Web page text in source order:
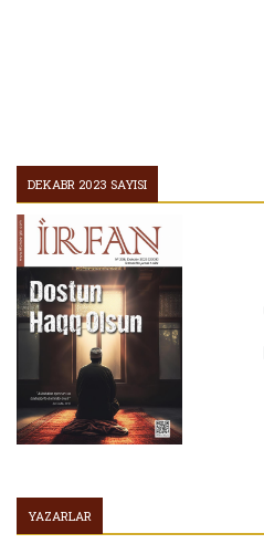
DEKABR 2023 SAYISI
YAZARLAR